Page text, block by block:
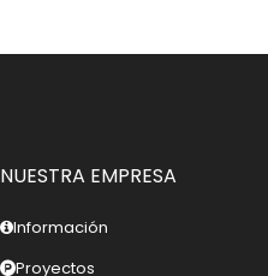
NUESTRA EMPRESA
Información
Proyectos